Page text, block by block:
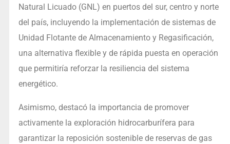
Natural Licuado (GNL) en puertos del sur, centro y norte
del país, incluyendo la implementación de sistemas de
Unidad Flotante de Almacenamiento y Regasificación,
una alternativa flexible y de rápida puesta en operación
que permitiría reforzar la resiliencia del sistema
energético.
Asimismo, destacó la importancia de promover
activamente la exploración hidrocarburífera para
garantizar la reposición sostenible de reservas de gas